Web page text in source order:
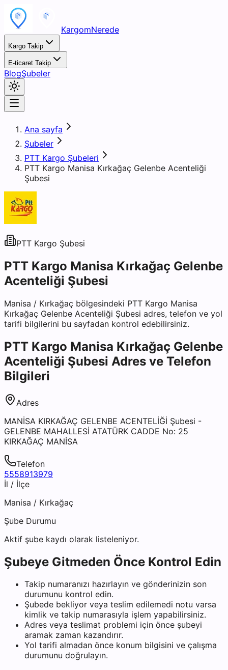
KargomNerede
Kargo Takip
E-ticaret Takip
BlogŞubeler
Ana sayfa
Şubeler
PTT Kargo Şubeleri
PTT Kargo Manisa Kırkağaç Gelenbe Acenteliği
Şubesi
PTT Kargo Şubesi
PTT Kargo Manisa Kırkağaç Gelenbe
Acenteliği Şubesi
Manisa / Kırkağaç bölgesindeki PTT Kargo Manisa
Kırkağaç Gelenbe Acenteliği Şubesi adres, telefon ve yol
tarifi bilgilerini bu sayfadan kontrol edebilirsiniz.
PTT Kargo Manisa Kırkağaç Gelenbe
Acenteliği Şubesi Adres ve Telefon
Bilgileri
Adres
MANİSA KIRKAĞAÇ GELENBE ACENTELİĞİ Şubesi -
GELENBE MAHALLESİ ATATÜRK CADDE No: 25
KIRKAĞAÇ MANİSA
Telefon
5558913979
İl / İlçe
Manisa / Kırkağaç
Şube Durumu
Aktif şube kaydı olarak listeleniyor.
Şubeye Gitmeden Önce Kontrol Edin
Takip numaranızı hazırlayın ve gönderinizin son
durumunu kontrol edin.
Şubede bekliyor veya teslim edilemedi notu varsa
kimlik ve takip numarasıyla işlem yapabilirsiniz.
Adres veya teslimat problemi için önce şubeyi
aramak zaman kazandırır.
Yol tarifi almadan önce konum bilgisini ve çalışma
durumunu doğrulayın.